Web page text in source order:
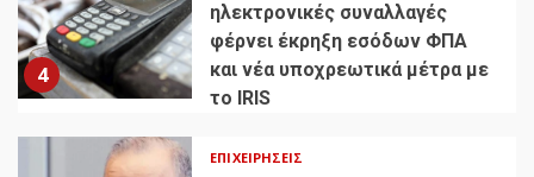
4
ηλεκτρονικές συναλλαγές
φέρνει έκρηξη εσόδων ΦΠΑ
και νέα υποχρεωτικά μέτρα με
το IRIS
ΕΠΙΧΕΙΡΉΣΕΙΣ